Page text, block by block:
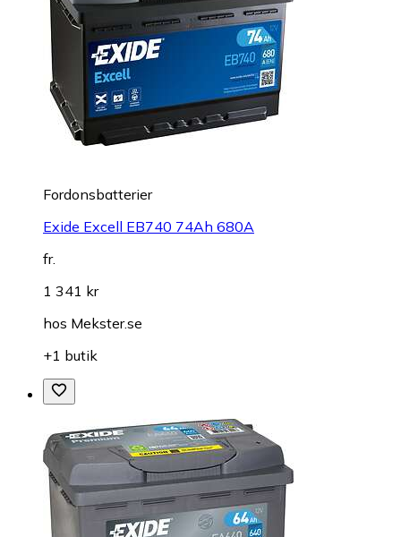
Fordonsbatterier
Exide Excell EB740 74Ah 680A
fr.
1 341 kr
hos Mekster.se
+1 butik